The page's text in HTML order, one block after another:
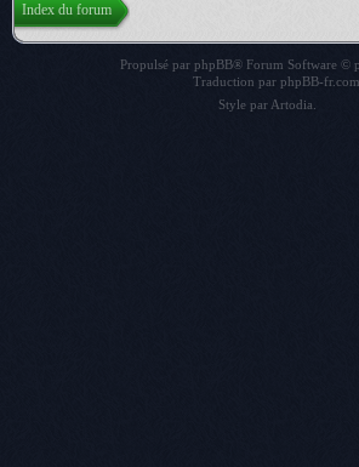
Index du forum
Propulsé par phpBB® Forum Software ©
Traduction par phpBB-fr.com
Style par Artodia